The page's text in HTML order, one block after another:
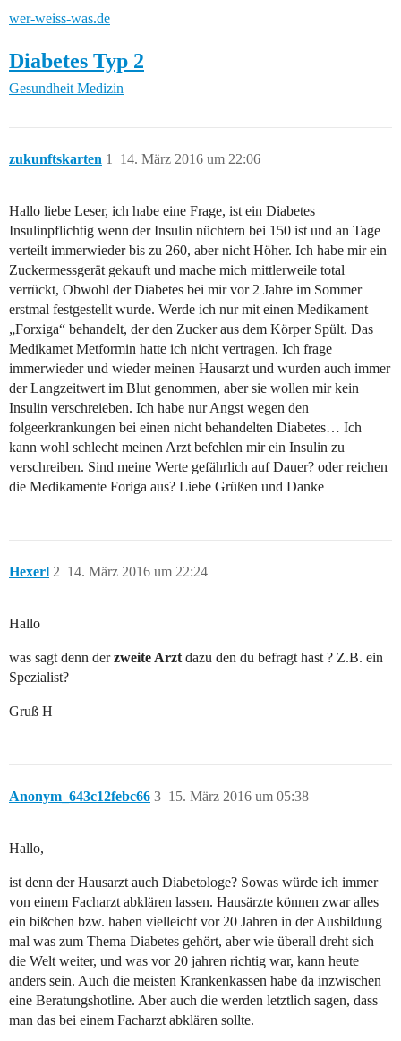
wer-weiss-was.de
Diabetes Typ 2
Gesundheit Medizin
zukunftskarten 14. März 2016 um 22:06
1
Hallo liebe Leser, ich habe eine Frage, ist ein Diabetes
Insulinpflichtig wenn der Insulin nüchtern bei 150 ist und an Tage
verteilt immerwieder bis zu 260, aber nicht Höher. Ich habe mir ein
Zuckermessgerät gekauft und mache mich mittlerweile total
verrückt, Obwohl der Diabetes bei mir vor 2 Jahre im Sommer
erstmal festgestellt wurde. Werde ich nur mit einen Medikament
„Forxiga“ behandelt, der den Zucker aus dem Körper Spült. Das
Medikamet Metformin hatte ich nicht vertragen. Ich frage
immerwieder und wieder meinen Hausarzt und wurden auch immer
der Langzeitwert im Blut genommen, aber sie wollen mir kein
Insulin verschreieben. Ich habe nur Angst wegen den
folgeerkrankungen bei einen nicht behandelten Diabetes… Ich
kann wohl schlecht meinen Arzt befehlen mir ein Insulin zu
verschreiben. Sind meine Werte gefährlich auf Dauer? oder reichen
die Medikamente Foriga aus? Liebe Grüßen und Danke
Hexerl 14. März 2016 um 22:24
2
Hallo
was sagt denn derzweite Arzt dazu den du befragt hast ? Z.B. ein
Spezialist?
Gruß H
Anonym_643c12febc66 15. März 2016 um 05:38
3
Hallo,
ist denn der Hausarzt auch Diabetologe? Sowas würde ich immer
von einem Facharzt abklären lassen. Hausärzte können zwar alles
ein bißchen bzw. haben vielleicht vor 20 Jahren in der Ausbildung
mal was zum Thema Diabetes gehört, aber wie überall dreht sich
die Welt weiter, und was vor 20 jahren richtig war, kann heute
anders sein. Auch die meisten Krankenkassen habe da inzwischen
eine Beratungshotline. Aber auch die werden letztlich sagen, dass
man das bei einem Facharzt abklären sollte.